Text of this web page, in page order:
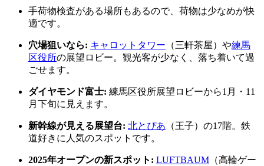
手荷物検査がある場所もあるので、荷物は少なめが快
適です。
穴場狙いなら: キャロットタワー （三軒茶屋）や練馬
区役所の展望ロビー。観光客が少なく、落ち着いて過
ごせます。
ダイヤモンド富士: 練馬区役所展望ロビーから1月・11
月下旬に見えます。
新幹線が見える展望台: 北とぴあ （王子）の17階。鉄
道好きに人気のスポットです。
2025年オープンの新スポット: LUFTBAUM （高輪ゲー